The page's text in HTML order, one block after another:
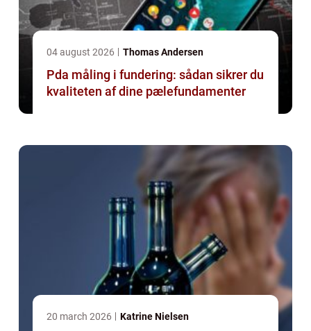
04 august 2026 Thomas Andersen
Pda måling i fundering: sådan sikrer du
kvaliteten af dine pælefundamenter
20 march 2026 Katrine Nielsen